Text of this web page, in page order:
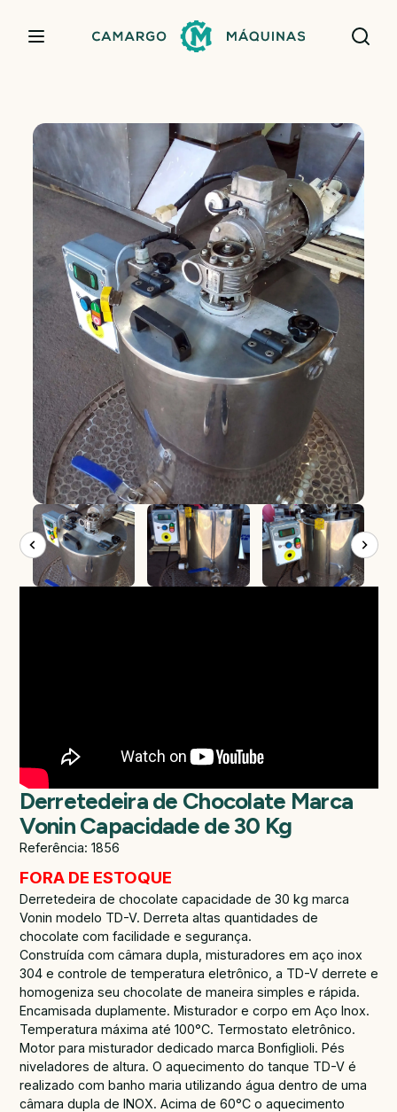
Derretedeira de Chocolate Marca
Vonin Capacidade de 30 Kg
Referência: 1856
FORA DE ESTOQUE
Derretedeira de chocolate capacidade de 30 kg marca
Vonin modelo TD-V. Derreta altas quantidades de
chocolate com facilidade e segurança.
Construída com câmara dupla, misturadores em aço inox
304 e controle de temperatura eletrônico, a TD-V derrete e
homogeniza seu chocolate de maneira simples e rápida.
Encamisada duplamente. Misturador e corpo em Aço Inox.
Temperatura máxima até 100°C. Termostato eletrônico.
Motor para misturador dedicado marca Bonfiglioli. Pés
niveladores de altura. O aquecimento do tanque TD-V é
realizado com banho maria utilizando água dentro de uma
câmara dupla de INOX. Acima de 60°C o aquecimento